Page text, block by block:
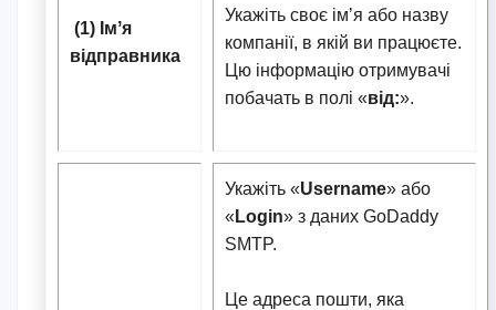
(1) Імʼя
відправника
Укажіть своє імʼя або назву
компанії, в якій ви працюєте.
Цю інформацію отримувачі
побачать в полі «від:».
Укажіть «Username» або
«Login» з даних GoDaddy
SMTP.
Це адреса пошти, яка